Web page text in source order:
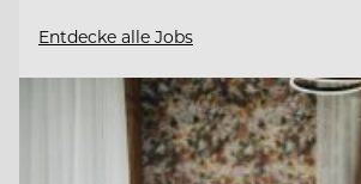
Entdecke alle Jobs